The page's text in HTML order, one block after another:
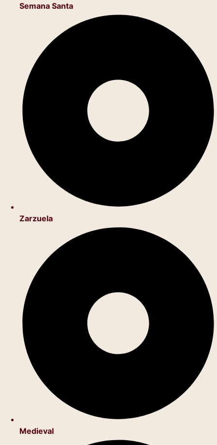
Semana Santa
Zarzuela
Medieval